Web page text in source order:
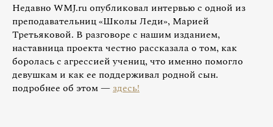
Недавно WMJ.ru опубликовал интервью с одной из
преподавательниц «Школы Леди», Марией
Третьяковой. В разговоре с нашим изданием,
наставница проекта честно рассказала о том, как
боролась с агрессией учениц, что именно помогло
девушкам и как ее поддерживал родной сын.
подробнее об этом —здесь!